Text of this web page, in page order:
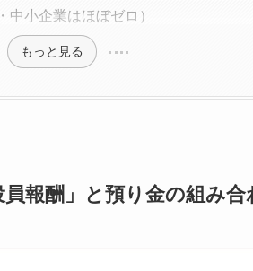
小企業はほぼゼロ）
もっと見る
報酬」と預り金の組み合